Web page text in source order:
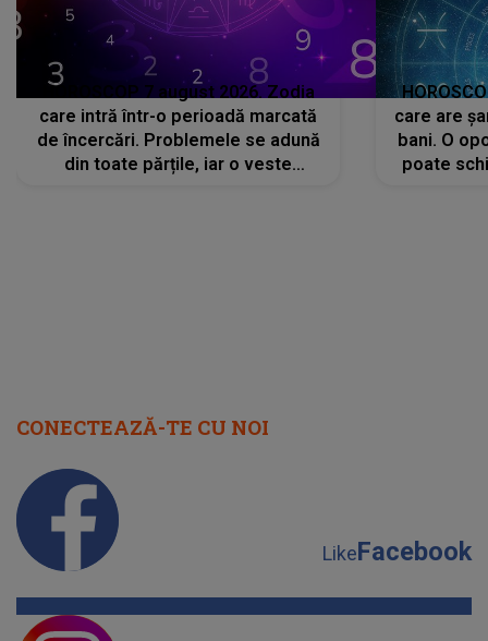
HOROSCOP 7 august 2026. Zodia
care intră într-o perioadă marcată
de încercări. Problemele se adună
din toate părțile, iar o veste
care are
bani. O
poate
CONECTEAZĂ-TE CU NOI
LikeFacebook